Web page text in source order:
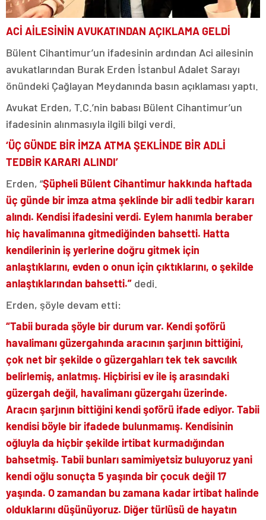
ACİ AİLESİNİN AVUKATINDAN AÇIKLAMA GELDİ
Bülent Cihantimur’un ifadesinin ardından Aci ailesinin
avukatlarından Burak Erden İstanbul Adalet Sarayı
önündeki Çağlayan Meydanında basın açıklaması yaptı.
Avukat Erden, T.C.’nin babası Bülent Cihantimur’un
ifadesinin alınmasıyla ilgili bilgi verdi.
‘ÜÇ GÜNDE BİR İMZA ATMA ŞEKLİNDE BİR ADLİ
TEDBİR KARARI ALINDI’
Erden, “Şüpheli Bülent Cihantimur hakkında haftada
üç günde bir imza atma şeklinde bir adli tedbir kararı
alındı. Kendisi ifadesini verdi. Eylem hanımla beraber
hiç havalimanına gitmediğinden bahsetti. Hatta
kendilerinin iş yerlerine doğru gitmek için
anlaştıklarını, evden o onun için çıktıklarını, o şekilde
anlaştıklarından bahsetti.” dedi.
Erden, şöyle devam etti:
“Tabii burada şöyle bir durum var. Kendi şoförü
havalimanı güzergahında aracının şarjının bittiğini,
çok net bir şekilde o güzergahları tek tek savcılık
belirlemiş, anlatmış. Hiçbirisi ev ile iş arasındaki
güzergah değil, havalimanı güzergahı üzerinde.
Aracın şarjının bittiğini kendi şoförü ifade ediyor. Tabii
kendisi böyle bir ifadede bulunmamış. Kendisinin
oğluyla da hiçbir şekilde irtibat kurmadığından
bahsetmiş. Tabii bunları samimiyetsiz buluyoruz yani
kendi oğlu sonuçta 5 yaşında bir çocuk değil 17
yaşında. O zamandan bu zamana kadar irtibat halinde
olduklarını düşünüyoruz. Diğer türlüsü de hayatın